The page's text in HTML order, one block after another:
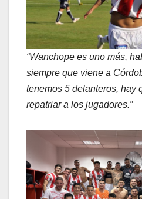
“Wanchope es uno más,
siempre que viene a
tenemos 5 delanteros, hay
repatriar a los jugadores.”